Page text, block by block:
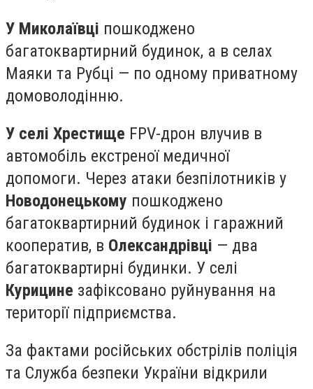
У Миколаївці пошкоджено
багатоквартирний будинок, а в селах
Маяки та Рубці — по одному приватному
домоволодінню.
У селі Хрестище FPV-дрон влучив в
автомобіль екстреної медичної
допомоги. Через атаки безпілотників у
Новодонецькому пошкоджено
багатоквартирний будинок і гаражний
кооператив, в Олександрівці — два
багатоквартирні будинки. У селі
Курицине зафіксовано руйнування на
території підприємства.
За фактами російських обстрілів поліція
та Служба безпеки України відкрили